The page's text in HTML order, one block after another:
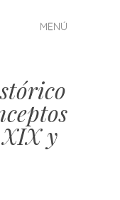
MENÚ
y